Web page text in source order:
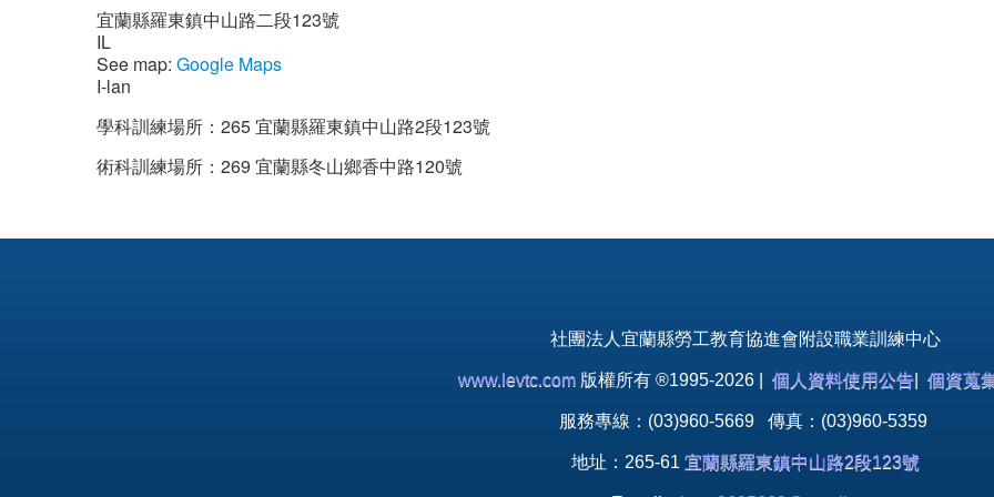
宜蘭縣羅東鎮中山路二段123號
IL
See map: Google Maps
I-lan
學科訓練場所：265 宜蘭縣羅東鎮中山路2段123號
術科訓練場所：269 宜蘭縣冬山鄉香中路120號
社團法人宜蘭縣勞工教育協進會附設職業訓練中心
www.levtc.com 版權所有 ®1995-2026 | 個人資料使用公告| 個資蒐
服務專線：(03)960-5669 傳真：(03)960-5359
地址：265-61 宜蘭縣羅東鎮中山路2段123號